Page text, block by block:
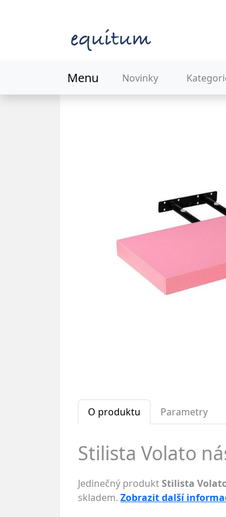
Menu Novinky
O produktu Parametry
Stilista Volato
Jedinečný produktStilista
skladem. Zobrazit další